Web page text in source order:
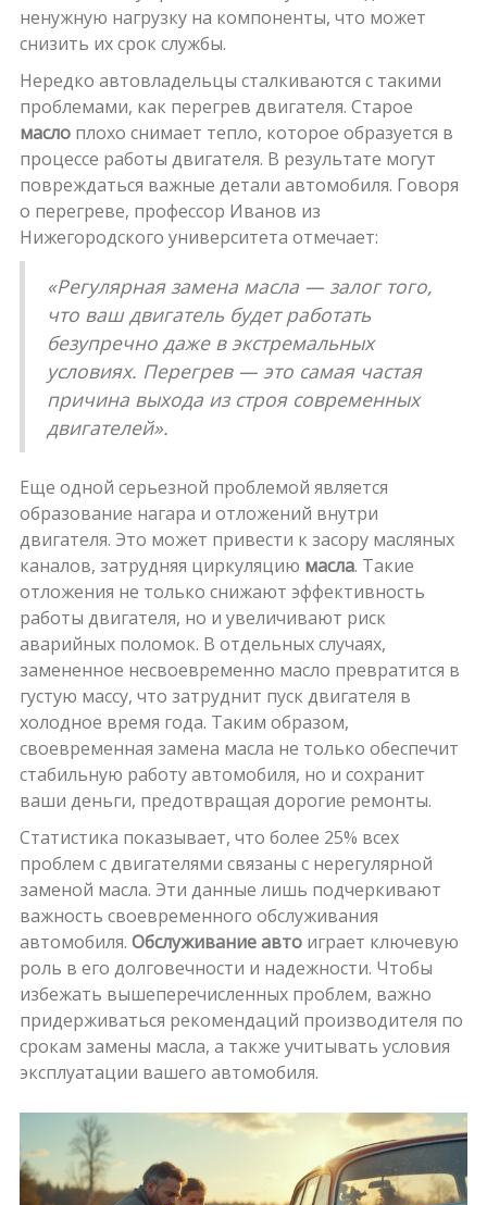
ненужную нагрузку на компоненты, что может
снизить их срок службы.
Нередко автовладельцы сталкиваются с такими
проблемами, как перегрев двигателя. Старое
маслоплохо снимает тепло, которое образуется в
процессе работы двигателя. В результате могут
повреждаться важные детали автомобиля. Говоря
о перегреве, профессор Иванов из
Нижегородского университета отмечает:
«Регулярная замена масла — залог того,
что ваш двигатель будет работать
безупречно даже в экстремальных
условиях. Перегрев — это самая частая
причина выхода из строя современных
двигателей».
Еще одной серьезной проблемой является
образование нагара и отложений внутри
двигателя. Это может привести к засору масляных
каналов, затрудняя циркуляцию масла. Такие
отложения не только снижают эффективность
работы двигателя, но и увеличивают риск
аварийных поломок. В отдельных случаях,
замененное несвоевременно масло превратится в
густую массу, что затруднит пуск двигателя в
холодное время года. Таким образом,
своевременная замена масла не только обеспечит
стабильную работу автомобиля, но и сохранит
ваши деньги, предотвращая дорогие ремонты.
Статистика показывает, что более 25% всех
проблем с двигателями связаны с нерегулярной
заменой масла. Эти данные лишь подчеркивают
важность своевременного обслуживания
автомобиля. Обслуживание автоиграет ключевую
роль в его долговечности и надежности. Чтобы
избежать вышеперечисленных проблем, важно
придерживаться рекомендаций производителя по
срокам замены масла, а также учитывать условия
эксплуатации вашего автомобиля.